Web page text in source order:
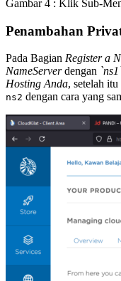
Gambar 4 : Klik Sub-
Penambahan
Pada Bagian Register a
NameServerdengan
Hosting Anda, setelah
ns2 dengan cara yang